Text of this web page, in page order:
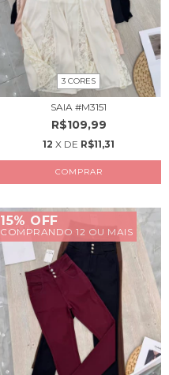
3 CORES
SAIA #M3151
R$109,99
12 X DE R$11,31
COMPRAR
15% OFF
COMPRANDO 12 OU MAIS